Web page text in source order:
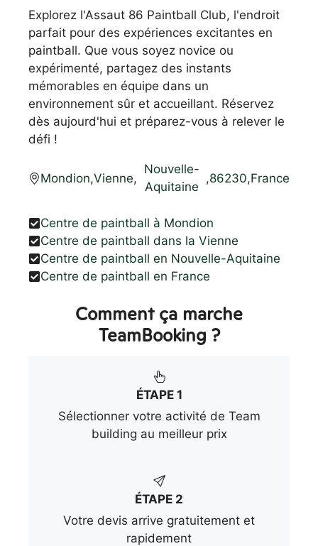
Explorez l'Assaut 86 Paintball Club, l'endroit
parfait pour des expériences excitantes en
paintball. Que vous soyez novice ou
expérimenté, partagez des instants
mémorables en équipe dans un
environnement sûr et accueillant. Réservez
dès aujourd'hui et préparez-vous à relever le
défi !
Mondion,Vienne,
Nouvelle-
Aquitaine
,86230,France
Centre de paintball à Mondion
Centre de paintball dans la Vienne
Centre de paintball en Nouvelle-Aquitaine
Centre de paintball en France
Comment ça marche
TeamBooking ?
ÉTAPE 1
Sélectionner votre activité de Team
building au meilleur prix
ÉTAPE 2
Votre devis arrive gratuitement et
rapidement